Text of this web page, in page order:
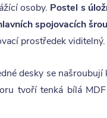
osoby. Postel s
spojovacích
prostředek viditelný.
desky se našroubují
tvoří tenká bílá